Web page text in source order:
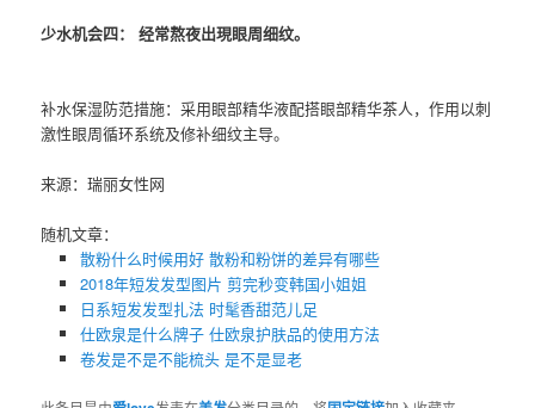
少水机会四： 经常熬夜出現眼周细纹。
补水保湿防范措施：采用眼部精华液配搭眼部精华茶人，作用以刺
激性眼周循环系统及修补细纹主导。
来源：瑞丽女性网
随机文章：
散粉什么时候用好 散粉和粉饼的差异有哪些
2018年短发发型图片 剪完秒变韩国小姐姐
日系短发发型扎法 时髦香甜范儿足
仕欧泉是什么牌子 仕欧泉护肤品的使用方法
卷发是不是不能梳头 是不是显老